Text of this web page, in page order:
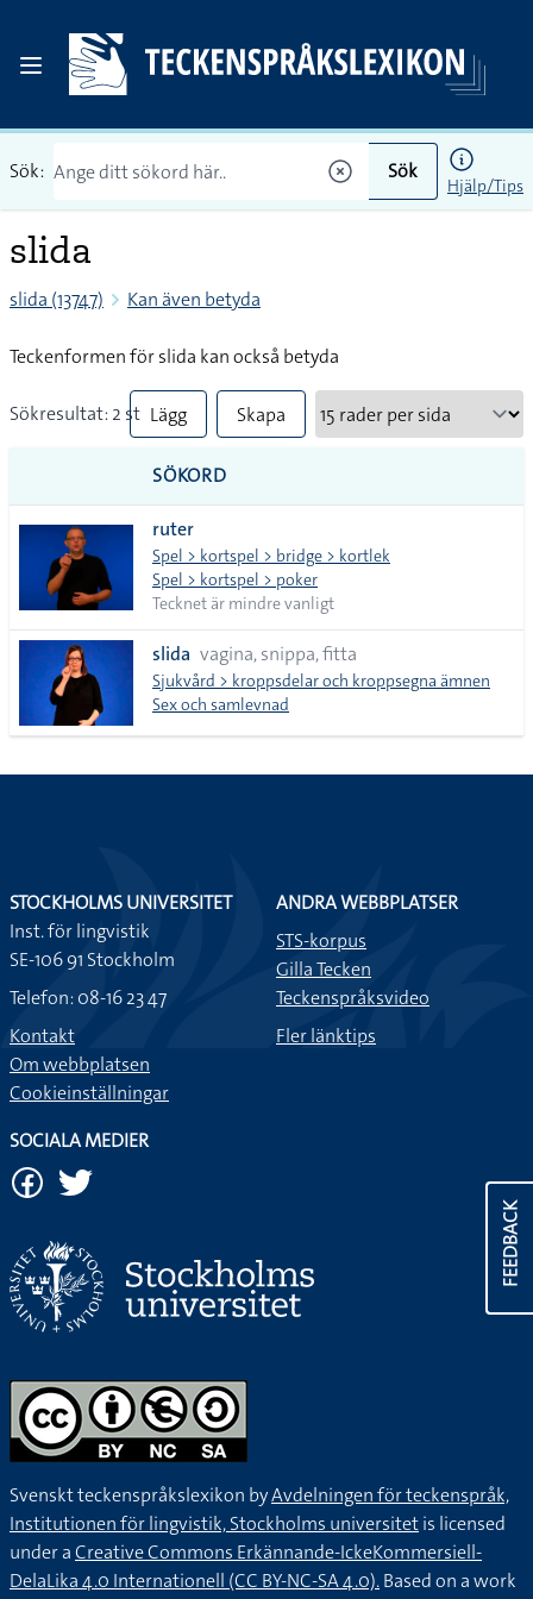
Sök: Sök
Hjälp/Tips
slida
slida (13747) Kan även betyda
Teckenformen för slida kan också betyda
Sökresultat: 2 st Lägg
till
alla i
lista
Skapa
SÖKORD
ruter
Spel > kortspel > bridge > kortlek
Spel > kortspel > poker
Tecknet är mindre vanligt
slida vagina, snippa, fitta
Sjukvård > kroppsdelar och kroppsegna ämnen
Sex och samlevnad
FEEDBACK
STOCKHOLMS UNIVERSITET
Inst. för lingvistik
SE-106 91 Stockholm
Telefon: 08-16 23 47
Kontakt
Om webbplatsen
Cookieinställningar
ANDRA WEBBPLATSER
STS-korpus
Gilla Tecken
Teckenspråksvideo
Fler länktips
SOCIALA MEDIER
Svenskt teckenspråkslexikon byAvdelningen för teckenspråk,
Institutionen för lingvistik, Stockholms universitetis licensed
under aCreative Commons Erkännande-IckeKommersiell-
DelaLika 4.0 Internationell (CC BY-NC-SA 4.0).Based on a work